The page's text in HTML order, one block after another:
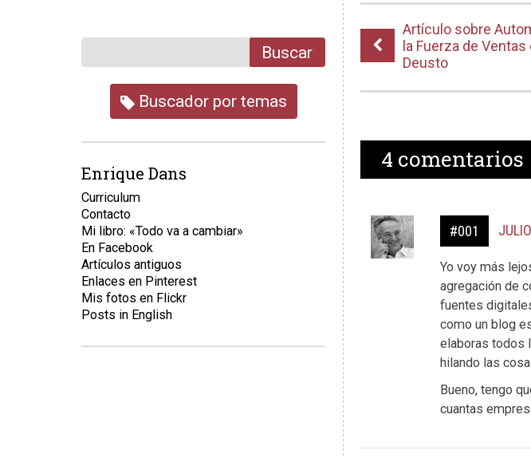
Artículo sobre
la Fuerza de Ventas
Deusto
4 comentarios
#001
Yo voy más
agregación de
fuentes
como un blog
elaboras todos
hilando las
Bueno, tengo
cuantas
Buscar
Buscador por temas
Enrique Dans
Curriculum
Contacto
Mi libro: «Todo va a cambiar»
En Facebook
Artículos antiguos
Enlaces en Pinterest
Mis fotos en Flickr
Posts in English